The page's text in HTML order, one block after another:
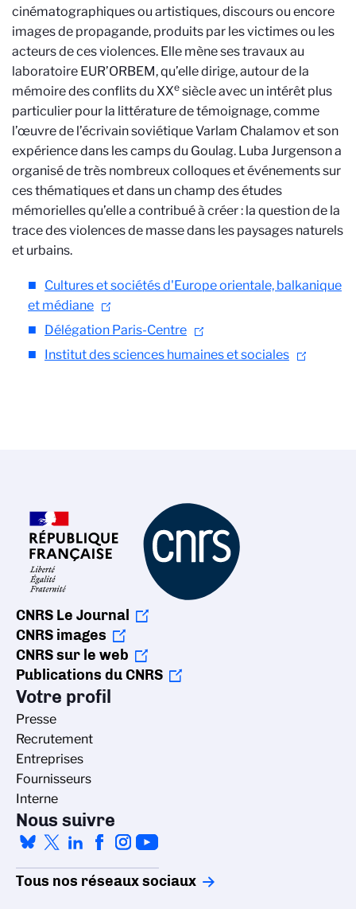
cinématographiques ou artistiques, discours ou encore
images de propagande, produits par les victimes ou les
acteurs de ces violences. Elle mène ses travaux au
laboratoire EUR’ORBEM, qu’elle dirige, autour de la
mémoire des conflits du XXe siècle avec un intérêt plus
particulier pour la littérature de témoignage, comme
l’œuvre de l’écrivain soviétique Varlam Chalamov et son
expérience dans les camps du Goulag. Luba Jurgenson a
organisé de très nombreux colloques et événements sur
ces thématiques et dans un champ des études
mémorielles qu’elle a contribué à créer : la question de la
trace des violences de masse dans les paysages naturels
et urbains.
Cultures et sociétés d'Europe orientale, balkanique
et médiane
Délégation Paris-Centre
Institut des sciences humaines et sociales
CNRS Le Journal
CNRS images
CNRS sur le web
Publications du CNRS
Votre profil
Presse
Recrutement
Entreprises
Fournisseurs
Interne
Nous suivre
Tous nos réseaux sociaux